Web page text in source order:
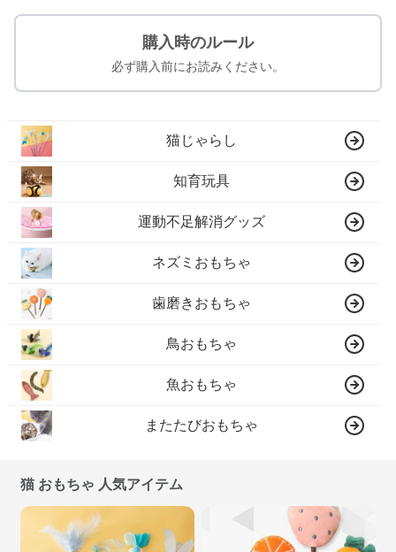
購入時のルール
必ず購入前にお読みください。
猫じゃらし
知育玩具
運動不足解消グッズ
ネズミおもちゃ
歯磨きおもちゃ
鳥おもちゃ
魚おもちゃ
またたびおもちゃ
猫 おもちゃ 人気アイテム